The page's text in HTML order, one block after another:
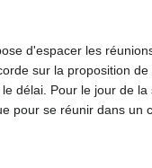
d'espacer les
sur la proposition
délai. Pour le jour de
se réunir dans